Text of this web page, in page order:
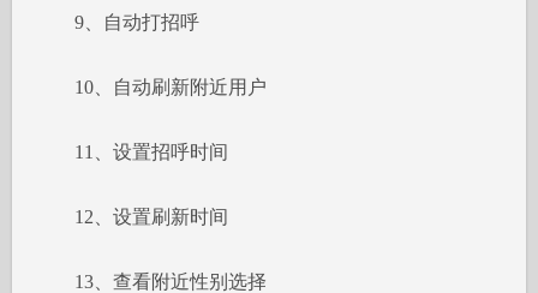
9、自动打招呼
10、自动刷新附近用户
11、设置招呼时间
12、设置刷新时间
13、查看附近性别选择